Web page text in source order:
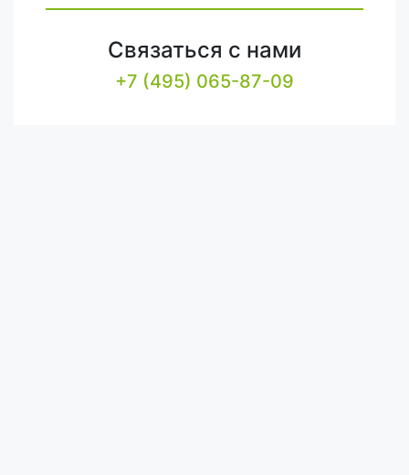
Связаться с нами
+7 (495) 065-87-09